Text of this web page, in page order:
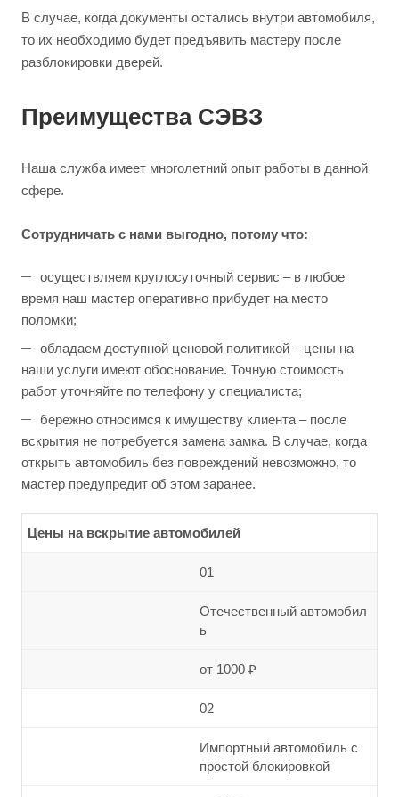
В случае, когда документы остались внутри автомобиля,
то их необходимо будет предъявить мастеру после
разблокировки дверей.
Преимущества СЭВЗ
Наша служба имеет многолетний опыт работы в данной
сфере.
Сотрудничать с нами выгодно, потому что:
осуществляем круглосуточный сервис – в любое
время наш мастер оперативно прибудет на место
поломки;
обладаем доступной ценовой политикой – цены на
наши услуги имеют обоснование. Точную стоимость
работ уточняйте по телефону у специалиста;
бережно относимся к имуществу клиента – после
вскрытия не потребуется замена замка. В случае, когда
открыть автомобиль без повреждений невозможно, то
мастер предупредит об этом заранее.
Цены на вскрытие автомобилей
01
Отечественный автомобил
ь
от 1000 ₽
02
Импортный автомобиль с
простой блокировкой